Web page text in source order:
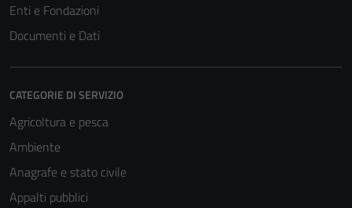
Enti e Fondazioni
Documenti e Dati
CATEGORIE DI SERVIZIO
Agricoltura e pesca
Ambiente
Anagrafe e stato civile
Appalti pubblici